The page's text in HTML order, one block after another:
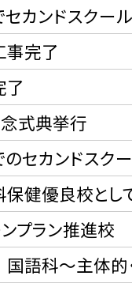
カンドスクー
事完了
了
式典挙行
セカンドスク
健優良校とし
プラン推進校
語科〜主体的